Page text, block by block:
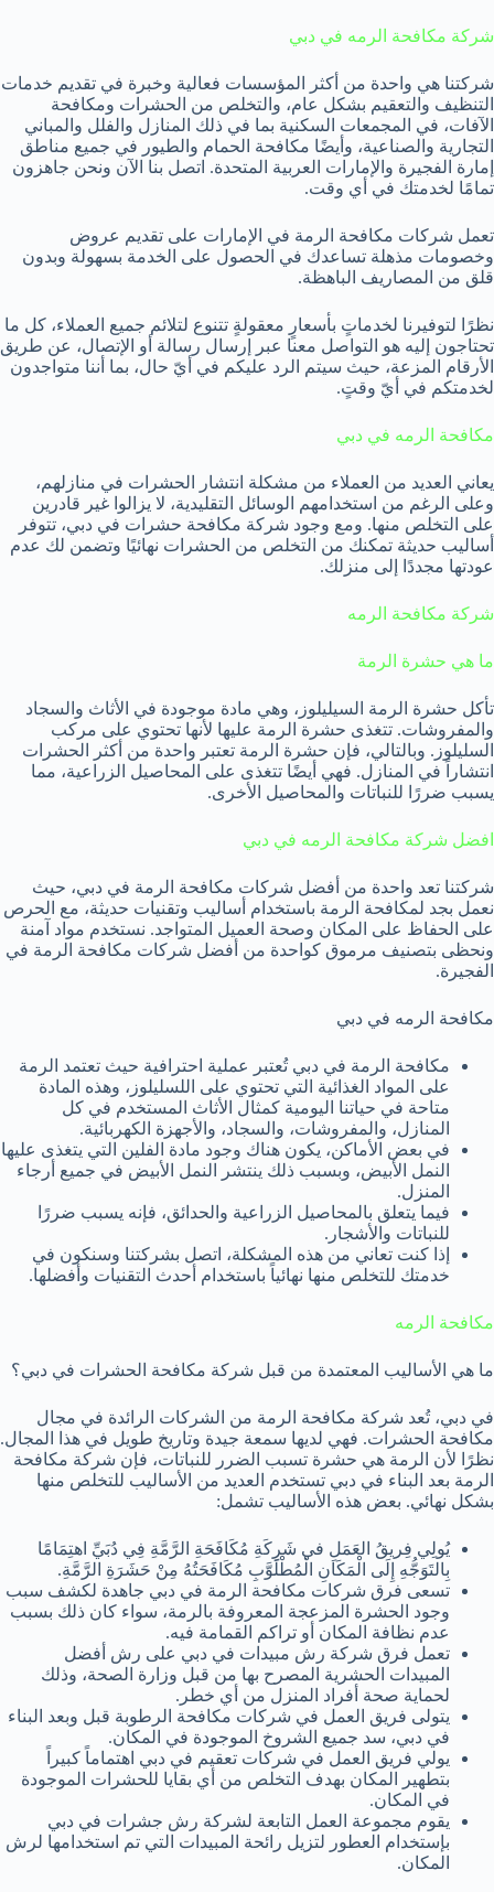
شركة مكافحة الرمه في دبي
شركتنا هي واحدة من أكثر المؤسسات فعالية وخبرة في تقديم خدمات
التنظيف والتعقيم بشكل عام، والتخلص من الحشرات ومكافحة
الآفات، في المجمعات السكنية بما في ذلك المنازل والفلل والمباني
التجارية والصناعية، وأيضًا مكافحة الحمام والطيور في جميع مناطق
إمارة الفجيرة والإمارات العربية المتحدة. اتصل بنا الآن ونحن جاهزون
تمامًا لخدمتك في أي وقت.
تعمل شركات مكافحة الرمة في الإمارات على تقديم عروض
وخصومات مذهلة تساعدك في الحصول على الخدمة بسهولة وبدون
قلق من المصاريف الباهظة.
نظرًا لتوفيرنا لخدماتٍ بأسعارٍ معقولةٍ تتنوع لتلائم جميع العملاء، كل ما
تحتاجون إليه هو التواصل معنا عبر إرسال رسالة أو الإتصال، عن طريق
الأرقام المزعة، حيث سيتم الرد عليكم في أيّ حال، بما أننا متواجدون
لخدمتكم في أيّ وقتٍ.
مكافحة الرمه في دبي
يعاني العديد من العملاء من مشكلة انتشار الحشرات في منازلهم،
وعلى الرغم من استخدامهم الوسائل التقليدية، لا يزالوا غير قادرين
على التخلص منها. ومع وجود شركة مكافحة حشرات في دبي، تتوفر
أساليب حديثة تمكنك من التخلص من الحشرات نهائيًا وتضمن لك عدم
عودتها مجددًا إلى منزلك.
شركة مكافحة الرمه
ما هي حشرة الرمة
تأكل حشرة الرمة السيليلوز، وهي مادة موجودة في الأثاث والسجاد
والمفروشات. تتغذى حشرة الرمة عليها لأنها تحتوي على مركب
السليلوز. وبالتالي، فإن حشرة الرمة تعتبر واحدة من أكثر الحشرات
انتشاراً في المنازل. فهي أيضًا تتغذى على المحاصيل الزراعية، مما
يسبب ضررًا للنباتات والمحاصيل الأخرى.
افضل شركة مكافحة الرمه في دبي
شركتنا تعد واحدة من أفضل شركات مكافحة الرمة في دبي، حيث
نعمل بجد لمكافحة الرمة باستخدام أساليب وتقنيات حديثة، مع الحرص
على الحفاظ على المكان وصحة العميل المتواجد. نستخدم مواد آمنة
ونحظى بتصنيف مرموق كواحدة من أفضل شركات مكافحة الرمة في
الفجيرة.
مكافحة الرمه في دبي
مكافحة الرمة في دبي تُعتبر عملية احترافية حيث تعتمد الرمة
على المواد الغذائية التي تحتوي على اللسليلوز، وهذه المادة
متاحة في حياتنا اليومية كمثال الأثاث المستخدم في كل
المنازل، والمفروشات، والسجاد، والأجهزة الكهربائية.
في بعض الأماكن، يكون هناك وجود مادة الفلين التي يتغذى عليها
النمل الأبيض، وبسبب ذلك ينتشر النمل الأبيض في جميع أرجاء
المنزل.
فيما يتعلق بالمحاصيل الزراعية والحدائق، فإنه يسبب ضررًا
للنباتات والأشجار.
إذا كنت تعاني من هذه المشكلة، اتصل بشركتنا وسنكون في
خدمتك للتخلص منها نهائياً باستخدام أحدث التقنيات وأفضلها.
مكافحة الرمه
ما هي الأساليب المعتمدة من قبل شركة مكافحة الحشرات في دبي؟
في دبي، تُعد شركة مكافحة الرمة من الشركات الرائدة في مجال
مكافحة الحشرات. فهي لديها سمعة جيدة وتاريخ طويل في هذا المجال.
نظرًا لأن الرمة هي حشرة تسبب الضرر للنباتات، فإن شركة مكافحة
الرمة بعد البناء في دبي تستخدم العديد من الأساليب للتخلص منها
بشكل نهائي. بعض هذه الأساليب تشمل:
يُولِي فِريقُ العَمَلِ في شَرِكَةِ مُكَافَحَةِ الرَّمَّةِ فِي دُبَيِّ اهتِمَامًا
بِالتَوَجُّهِ إِلَى الْمَكَانِ الْمُطْلَوَّبِ مُكَافَحَتُهُ مِنْ حَشَرَةِ الرَّمَّةِ.
تسعى فرق شركات مكافحة الرمة في دبي جاهدة لكشف سبب
وجود الحشرة المزعجة المعروفة بالرمة، سواء كان ذلك بسبب
عدم نظافة المكان أو تراكم القمامة فيه.
تعمل فرق شركة رش مبيدات في دبي على رش أفضل
المبيدات الحشرية المصرح بها من قبل وزارة الصحة، وذلك
لحماية صحة أفراد المنزل من أي خطر.
يتولى فريق العمل في شركات مكافحة الرطوبة قبل وبعد البناء
في دبي، سد جميع الشروخ الموجودة في المكان.
يولي فريق العمل في شركات تعقيم في دبي اهتماماً كبيراً
بتطهير المكان بهدف التخلص من أي بقايا للحشرات الموجودة
في المكان.
يقوم مجموعة العمل التابعة لشركة رش جشرات في دبي
بإستخدام العطور لتزيل رائحة المبيدات التي تم استخدامها لرش
المكان.